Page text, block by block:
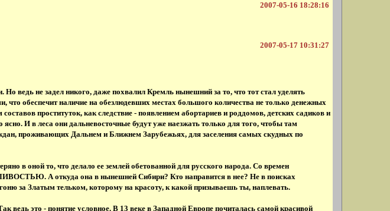
2007-05-16 18:28:16
2007-05-17 10:31:27
ведь не задел никого, даже похвалил Кремль нынешний за то, что тот стал уделять
обеспечит наличие на обезлюдевших местах большого количества не только денежных
проституток, как следствие - появлением абортариев и роддомов, детских садиков и
И в леса они дальневосточные будут уже наезжать только для того, чтобы там
проживающих Дальнем и Ближнем Зарубежьях, для заселения самых скудных по
оной то, что делало ее землей обетованной для русского народа. Со времен
А откуда она в нынешней Сибири? Кто направится в нее? Не в поисках
за Златым тельком, которому на красоту, к какой призываешь ты, наплевать.
ведь это - понятие условное. В 13 веке в Западной Европе почиталась самой красивой